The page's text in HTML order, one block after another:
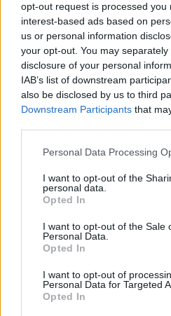
opt-out request is processed you
interest-based ads based on
us or personal information
your opt-out. You may
disclosure of your personal
IAB’s list of downstream
also be disclosed by us to third
Downstream Participants that
Please note that this website/
not limited to your visit or usage
grant or deny consent to Google
use your data for below
consent section.
Personal Data Processing
I want to opt-out of the
personal data.
Opted In
I want to opt-out of the Sale
Personal Data.
Opted In
I want to opt-out of
Personal Data for Targeted
Opted In
Designed & Developed by
Home/Παραγωγοί/ Σούζη
Σούζη Στεφανίδη –
ομορφιάς. Professional Make Up &
όπως επίσης έχει συνεργαστεί με
ομορφιάς.
να έχεις την τέλεια και πιο μοδάτη
Παράλληλα το χιούμορ της και η
σχέσεις, θα σε κάνει σιγουρά να
Fresh 15:00-17:00 με πολύ Τόλμη &